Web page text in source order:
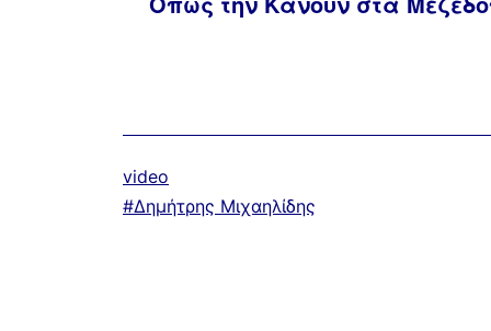
Κατηγοριοποιημένα
ως
video
ΜεΔημήτρης Μιχαηλίδης